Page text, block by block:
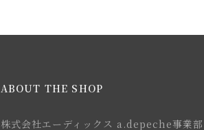
ABOUT THE SHOP
株式会社エーディックス a.depeche事業部